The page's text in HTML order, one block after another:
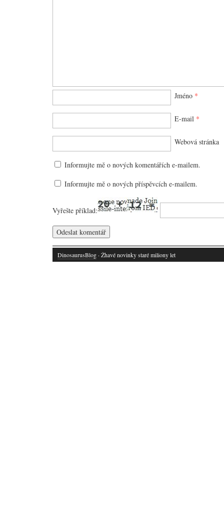
Jméno *
E-mail *
Webová stránka
Informujte mě o nových komentářích e-mailem.
Informujte mě o nových příspěvcích e-mailem.
Vyřešte příklad:
DinosaurusBlog · Žhavé novinky staré miliony let